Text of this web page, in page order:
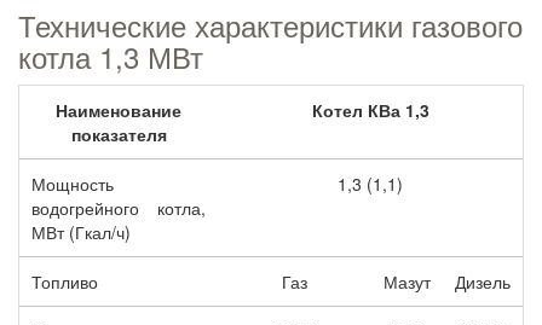
Технические характеристики газового
котла 1,3 МВт
Наименование
показателя
Котел КВа 1,3
Мощность
водогрейного котла,
МВт (Гкал/ч)
1,3 (1,1)
Топливо Газ Мазут Дизель